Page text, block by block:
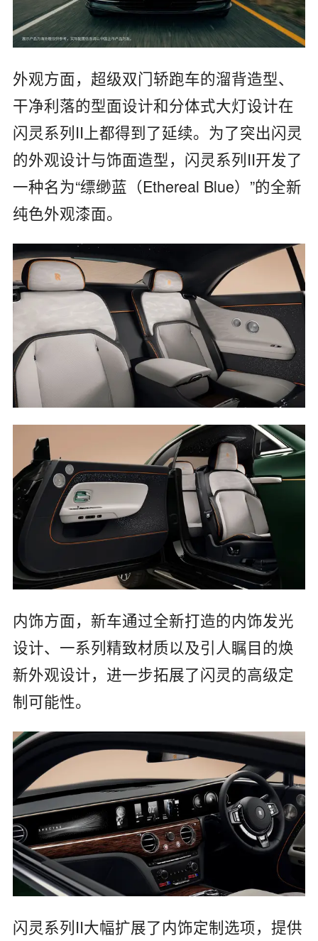
外观方面，超级双门轿跑车的溜背造型、
干净利落的型面设计和分体式大灯设计在
闪灵系列II上都得到了延续。为了突出闪灵
的外观设计与饰面造型，闪灵系列II开发了
一种名为“缥缈蓝（Ethereal Blue）”的全新
纯色外观漆面。
内饰方面，新车通过全新打造的内饰发光
设计、一系列精致材质以及引人瞩目的焕
新外观设计，进一步拓展了闪灵的高级定
制可能性。
闪灵系列II大幅扩展了内饰定制选项，提供